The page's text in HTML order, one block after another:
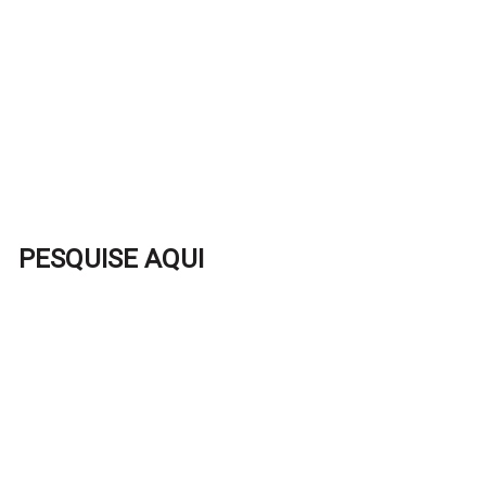
PESQUISE AQUI